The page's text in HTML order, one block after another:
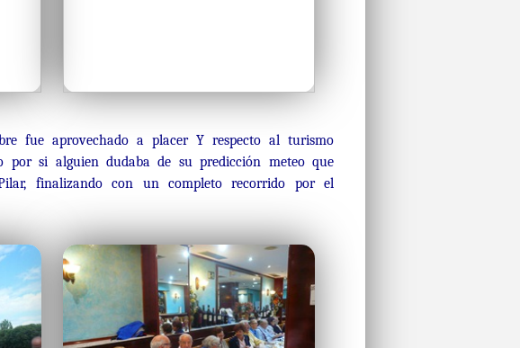
fue aprovechado a placer Y respecto al turismo
por si alguien dudaba de su predicción meteo que
finalizando con un completo recorrido por el